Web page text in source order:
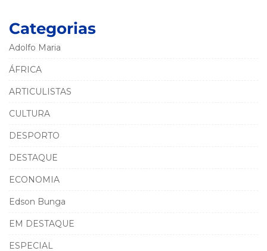
Categorias
Adolfo Maria
ÁFRICA
ARTICULISTAS
CULTURA
DESPORTO
DESTAQUE
ECONOMIA
Edson Bunga
EM DESTAQUE
ESPECIAL